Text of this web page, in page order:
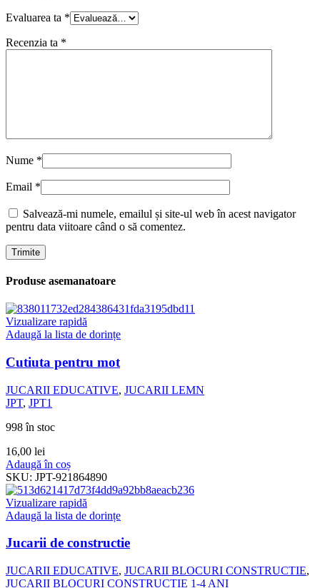
Evaluarea ta *
Recenzia ta *
Nume *
Email *
Salvează-mi numele, emailul și site-ul web în acest navigator
pentru data viitoare când o să comentez.
Produse asemanatoare
Vizualizare rapidă
Adaugă la lista de dorințe
Cutiuta pentru mot
JUCARII EDUCATIVE, JUCARII LEMN
JPT, JPT1
998 în stoc
16,00 lei
Adaugă în coș
SKU: JPT-921864890
Vizualizare rapidă
Adaugă la lista de dorințe
Jucarii de constructie
JUCARII EDUCATIVE, JUCARII BLOCURI CONSTRUCTIE,
JUCARII BLOCURI CONSTRUCTIE 1-4 ANI